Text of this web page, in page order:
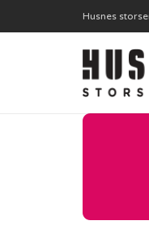
Husnes